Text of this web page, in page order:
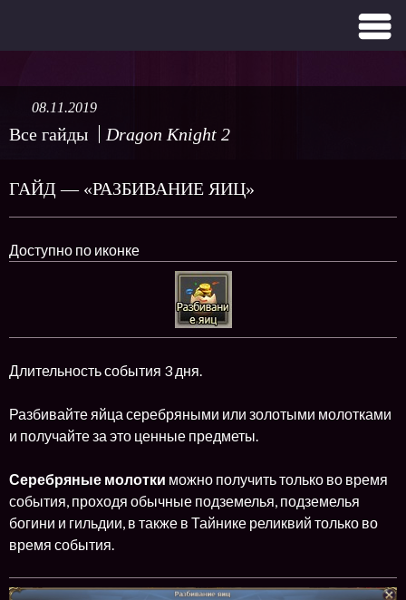
Все гайды Dragon Knight 2
08.11.2019
ГАЙД — «РАЗБИВАНИЕ ЯИЦ»
Доступно по иконке
Длительность события 3 дня.
Разбивайте яйца серебряными или золотыми молотками
и получайте за это ценные предметы.
Серебряные молотки можно получить только во время
события, проходя обычные подземелья, подземелья
богини и гильдии, в также в Тайнике реликвий только во
время события.